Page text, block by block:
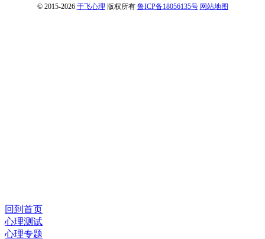
© 2015-2026 于飞心理 版权所有 鲁ICP备18056135号 网站地图
回到首页
心理测试
心理专题